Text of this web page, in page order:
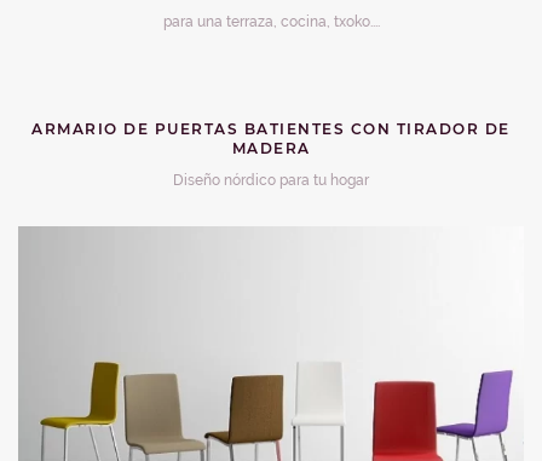
para una terraza, cocina, txoko....
ARMARIO DE PUERTAS BATIENTES CON TIRADOR DE
MADERA
Diseño nórdico para tu hogar